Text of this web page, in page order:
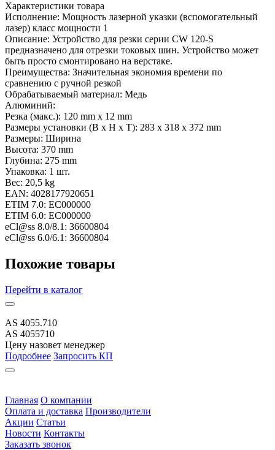
Характеристики товара
Исполнение: Мощность лазерной указки (вспомогательный
лазер) класс мощности 1
Описание: Устройство для резки серии CW 120-S
предназначено для отрезки токовых шин. Устройство может
быть просто смонтировано на верстаке.
Преимущества: Значительная экономия времени по
сравнению с ручной резкой
Обрабатываемый материал: Медь
Алюминий:
Резка (макс.): 120 mm x 12 mm
Размеры установки (B x H x T): 283 x 318 x 372 mm
Размеры: Ширина
Высота: 370 mm
Глубина: 275 mm
Упаковка: 1 шт.
Вес: 20,5 kg
EAN: 4028177920651
ETIM 7.0: EC000000
ETIM 6.0: EC000000
eCl@ss 8.0/8.1: 36600804
eCl@ss 6.0/6.1: 36600804
Похожие товары
Перейти в каталог
AS 4055.710
AS 4055710
Цену назовет менеджер
Подробнее Запросить КП
Главная О компании
Оплата и доставка Производители
Акции Статьи
Новости Контакты
Заказать звонок